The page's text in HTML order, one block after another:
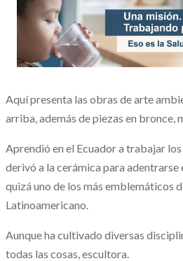
Aquí presenta las obras de arte
arriba, además de piezas en bronce,
Aprendió en el Ecuador a trabajar
derivó a la cerámica para adentrarse
quizá uno de los más emblemáticos
Latinoamericano.
Aunque ha cultivado diversas
todas las cosas, escultora.